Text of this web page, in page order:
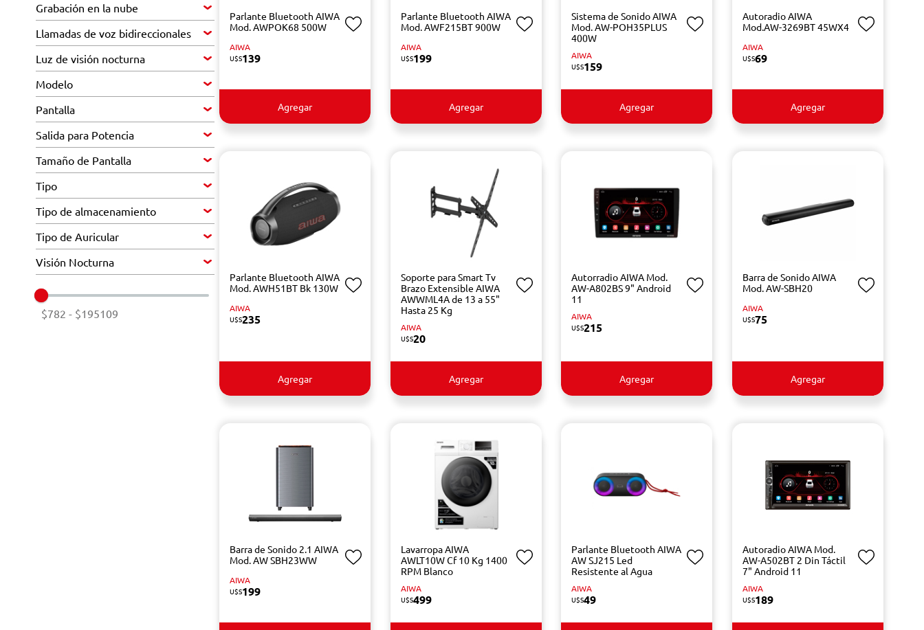
Grabación en la nube
Llamadas de voz bidireccionales
Luz de visión nocturna
Modelo
Pantalla
Salida para Potencia
Tamaño de Pantalla
Tipo
Tipo de almacenamiento
Tipo de Auricular
Visión Nocturna
$782 - $195109
Parlante Bluetooth AIWA
Mod. AWPOK68 500W
AIWA
U$S139
Agregar
Parlante Bluetooth AIWA
Mod. AWF215BT 900W
AIWA
U$S199
Agregar
Sistema de Sonido AIWA
Mod. AW-POH35PLUS
400W
AIWA
U$S159
Agregar
Autoradio AIWA
Mod.AW-3269BT 45WX4
AIWA
U$S69
Agregar
Parlante Bluetooth AIWA
Mod. AWH51BT Bk 130W
AIWA
U$S235
Agregar
Soporte para Smart Tv
Brazo Extensible AIWA
AWWML4A de 13 a 55"
Hasta 25 Kg
AIWA
U$S20
Agregar
Autorradio AIWA Mod.
AW-A802BS 9" Android
11
AIWA
U$S215
Agregar
Barra de Sonido AIWA
Mod. AW-SBH20
AIWA
U$S75
Agregar
Barra de Sonido 2.1 AIWA
Mod. AW SBH23WW
AIWA
U$S199
Lavarropa AIWA
AWLT10W Cf 10 Kg 1400
RPM Blanco
AIWA
U$S499
Parlante Bluetooth AIWA
AW SJ215 Led
Resistente al Agua
AIWA
U$S49
Autoradio AIWA Mod.
AW-A502BT 2 Din Táctil
7" Android 11
AIWA
U$S189